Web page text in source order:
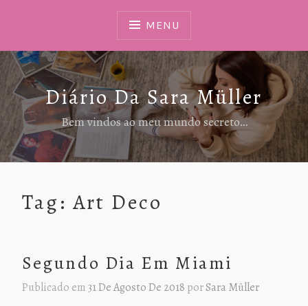
MENU
Diário Da Sara Müller
Bem vindos ao meu mundo secreto…
Tag: Art Deco
Segundo Dia Em Miami
Publicado em31 De Agosto De 2018 porSara Müller